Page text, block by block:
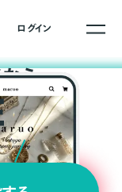
ログイン
ら